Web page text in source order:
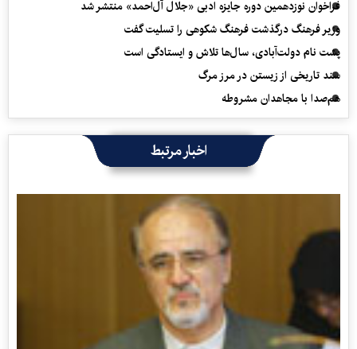
فراخوان نوزدهمین دوره جایزه ادبی «جلال آل‌احمد» منتشر شد
وزیر فرهنگ درگذشت فرهنگ شکوهی را تسلیت گفت
پشت نام دولت‌آبادی، سال‌ها تلاش و ایستادگی است
سند تاریخی از زیستن در مرز مرگ
هم‌صدا با مجاهدان مشروطه
اخبار مرتبط